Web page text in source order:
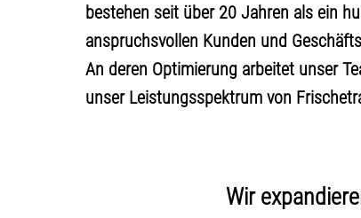
bestehen seit über 20 Jahren als ein
anspruchsvollen Kunden und
An deren Optimierung arbeitet unser
unser Leistungsspektrum von
Wir